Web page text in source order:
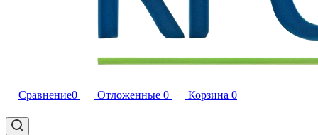
Сравнение0 Отложенные 0 Корзина 0